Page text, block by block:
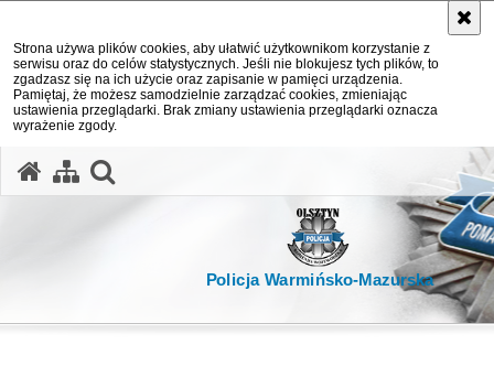
Strona używa plików cookies, aby ułatwić użytkownikom korzystanie z
serwisu oraz do celów statystycznych. Jeśli nie blokujesz tych plików, to
zgadzasz się na ich użycie oraz zapisanie w pamięci urządzenia.
Pamiętaj, że możesz samodzielnie zarządzać cookies, zmieniając
ustawienia przeglądarki. Brak zmiany ustawienia przeglądarki oznacza
wyrażenie zgody.
Policja Warmińsko-Mazurska